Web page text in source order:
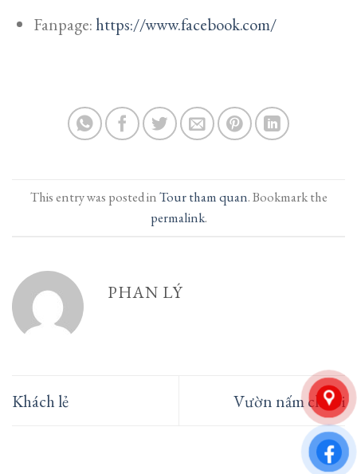
Fanpage:https://www.facebook.com/
This entry was posted inTour tham quan. Bookmark the
permalink.
PHAN LÝ
Khách lẻ Vườn nấm chuối